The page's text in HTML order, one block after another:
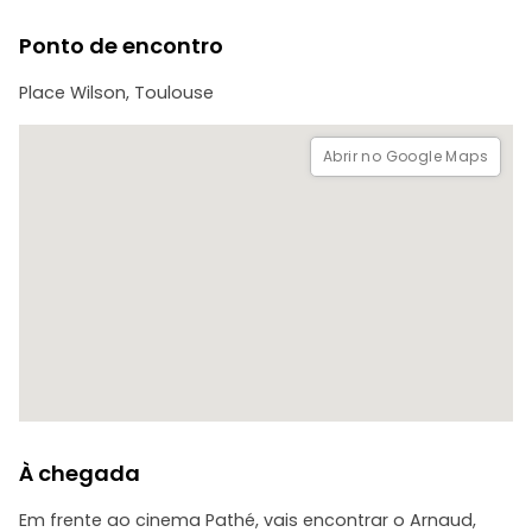
Ponto de encontro
Place Wilson, Toulouse
Abrir no Google Maps
À chegada
Em frente ao cinema Pathé, vais encontrar o Arnaud,